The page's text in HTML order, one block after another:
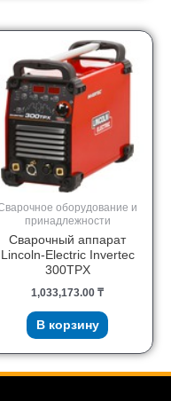
оборудование и
принадлежности
Сварочный аппарат
Lincoln-Electric Invertec
300TPX
1,033,173.00 ₸
В корзину